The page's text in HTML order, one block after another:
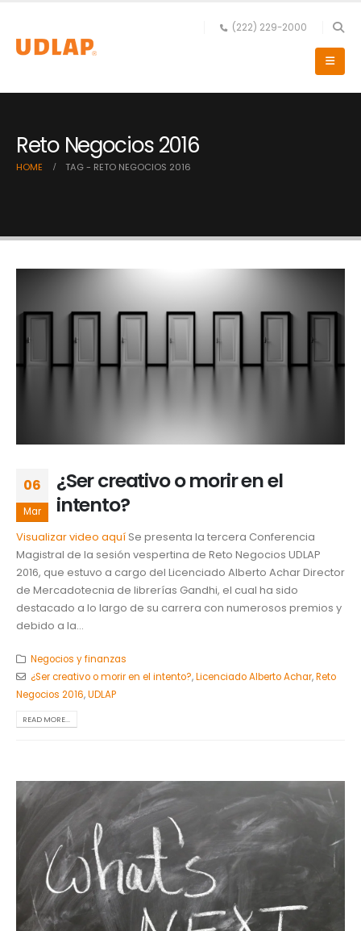
(222) 229-2000
Reto Negocios 2016
HOME TAG - RETO NEGOCIOS 2016
06
Mar
¿Ser creativo o morir en el
intento?
Visualizar video aquí Se presenta la tercera Conferencia
Magistral de la sesión vespertina de Reto Negocios UDLAP
2016, que estuvo a cargo del Licenciado Alberto Achar Director
de Mercadotecnia de librerías Gandhi, el cual ha sido
destacado a lo largo de su carrera con numerosos premios y
debido a la...
Negocios y finanzas
¿Ser creativo o morir en el intento?,Licenciado Alberto Achar,Reto
Negocios 2016,UDLAP
READ MORE...